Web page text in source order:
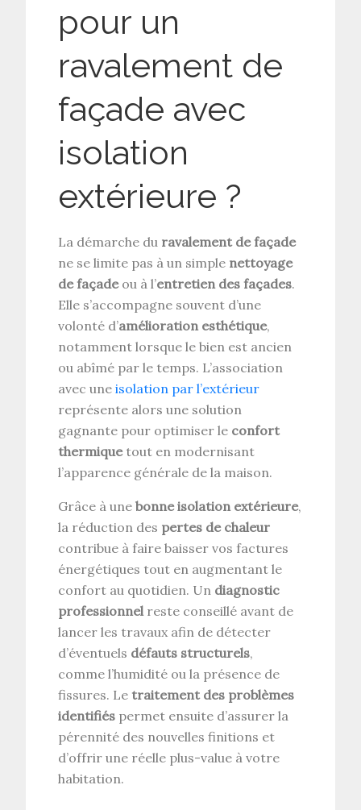
pour un
ravalement de
façade avec
isolation
extérieure ?
La démarche du ravalement de façade
ne se limite pas à un simple nettoyage
de façadeou à l’entretien des façades.
Elle s’accompagne souvent d’une
volonté d’amélioration esthétique,
notamment lorsque le bien est ancien
ou abîmé par le temps. L’association
avec uneisolation par l’extérieur
représente alors une solution
gagnante pour optimiser le confort
thermiquetout en modernisant
l’apparence générale de la maison.
Grâce à unebonne isolation extérieure,
la réduction des pertes de chaleur
contribue à faire baisser vos factures
énergétiques tout en augmentant le
confort au quotidien. Un diagnostic
professionnelreste conseillé avant de
lancer les travaux afin de détecter
d’éventuels défauts structurels,
comme l’humidité ou la présence de
fissures. Le traitement des problèmes
identifiés permet ensuite d’assurer la
pérennité des nouvelles finitions et
d’offrir une réelle plus-value à votre
habitation.